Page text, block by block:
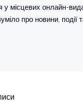
у місцевих онлайн-
про новини, події